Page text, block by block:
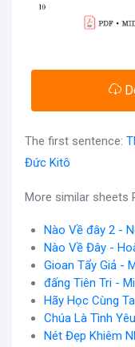
The first sentence:
Đức Kitô
More similar sheets
Nào Về đây 2 -
Nào Về Đây -
Gioan Tẩy Giả -
đấng Tiên Tri -
Hãy Học Cùng
Chúa Là Tình
Nét Đẹp Khiêm